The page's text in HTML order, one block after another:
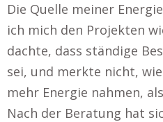
Die Quelle meiner
ich mich den Projekten
dachte, dass ständige
sei, und merkte nicht,
mehr Energie nahmen,
Nach der Beratung hat